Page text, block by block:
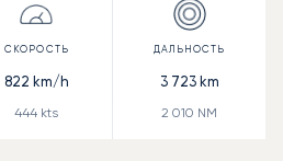
822 km/h
444 kts
3 723km
2 010 NM